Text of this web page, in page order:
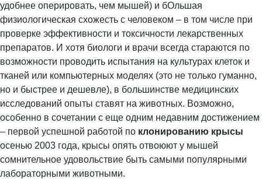
удобнее оперировать, чем мышей) и бОльшая
физиологическая схожесть с человеком – в том числе при
проверке эффективности и токсичности лекарственных
препаратов. И хотя биологи и врачи всегда стараются по
возможности проводить испытания на культурах клеток и
тканей или компьютерных моделях (это не только гуманно,
но и быстрее и дешевле), в большинстве медицинских
исследований опыты ставят на животных. Возможно,
особенно в сочетании с еще одним недавним достижением
– первой успешной работой по клонированию крысы
осенью 2003 года, крысы опять отвоюют у мышей
сомнительное удовольствие быть самыми популярными
лабораторными животными.